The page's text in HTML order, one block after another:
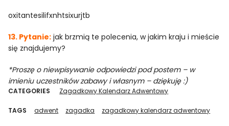
oxitantesilifxnhtsixurjtb
13. Pytanie: jak brzmią te polecenia, w jakim kraju i mieście
się znajdujemy?
*Proszę o niewpisywanie odpowiedzi pod postem – w
imieniu uczestników zabawy i własnym – dziękuję :)
CATEGORIES Zagadkowy Kalendarz Adwentowy
TAGS adwent zagadka zagadkowy kalendarz adwentowy